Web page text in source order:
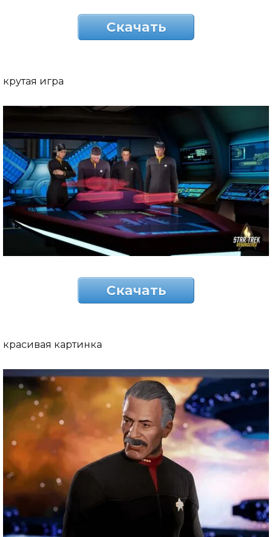
Скачать
крутая игра
Скачать
красивая картинка